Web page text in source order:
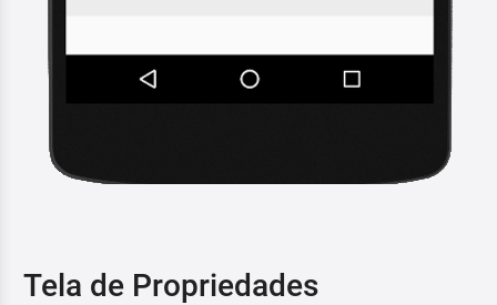
Tela de Propriedades